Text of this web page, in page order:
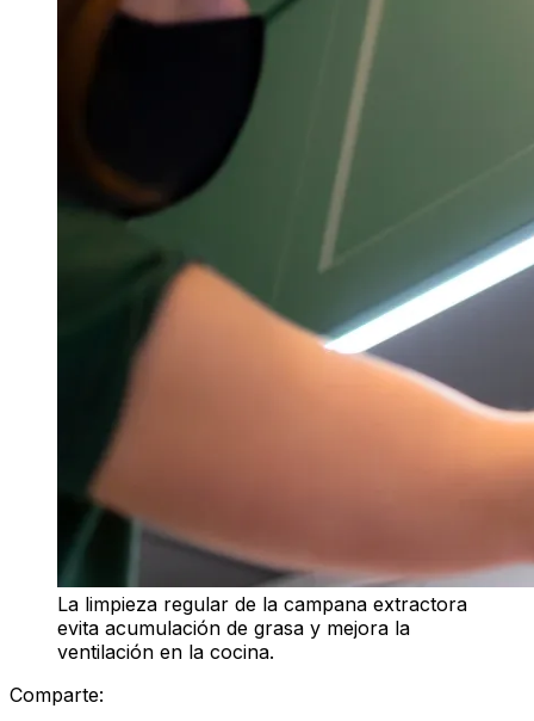
La limpieza regular de la campana extractora
evita acumulación de grasa y mejora la
ventilación en la cocina.
Comparte: